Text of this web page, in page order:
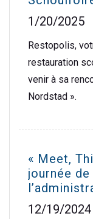
1/20/2025
Restopolis,
restauration
venir à sa
Nordstad ».
« Meet,
journée
12/19/2024